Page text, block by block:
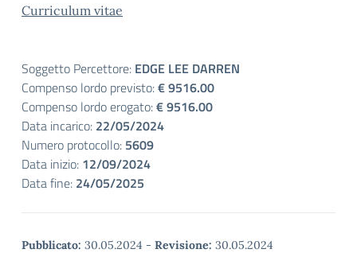
Curriculum vitae
Soggetto Percettore: EDGE LEE DARREN
Compenso lordo previsto:€ 9516.00
Compenso lordo erogato:€ 9516.00
Data incarico: 22/05/2024
Numero protocollo: 5609
Data inizio: 12/09/2024
Data fine: 24/05/2025
Pubblicato: 30.05.2024 - Revisione: 30.05.2024